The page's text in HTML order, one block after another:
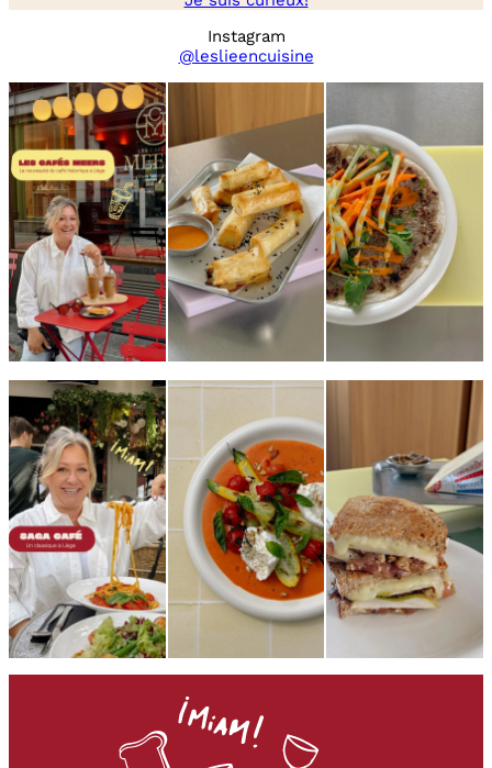
Instagram
@leslieencuisine